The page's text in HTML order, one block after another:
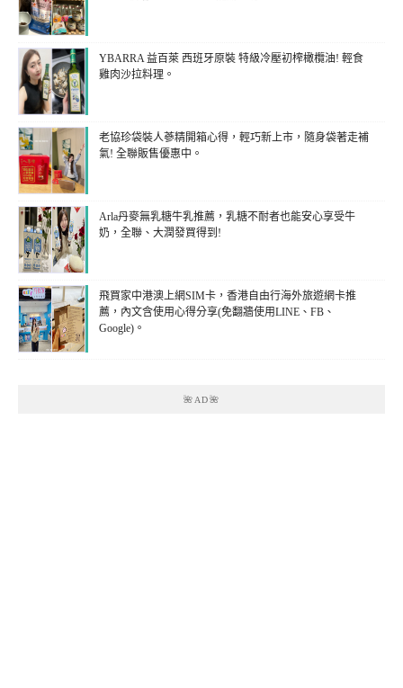
YBARRA 益百萊 西班牙原裝 特級冷壓初榨橄欖油! 輕食
雞肉沙拉料理。
老協珍袋裝人蔘精開箱心得，輕巧新上市，隨身袋著走補
氣! 全聯販售優惠中。
Arla丹麥無乳糖牛乳推薦，乳糖不耐者也能安心享受牛
奶，全聯、大潤發買得到!
飛買家中港澳上網SIM卡，香港自由行海外旅遊網卡推
薦，內文含使用心得分享(免翻牆使用LINE、FB、
Google)。
🌺AD🌺